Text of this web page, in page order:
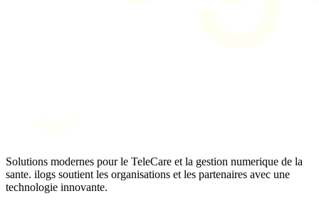
Solutions modernes pour le TeleCare et la gestion numerique de la
sante. ilogs soutient les organisations et les partenaires avec une
technologie innovante.